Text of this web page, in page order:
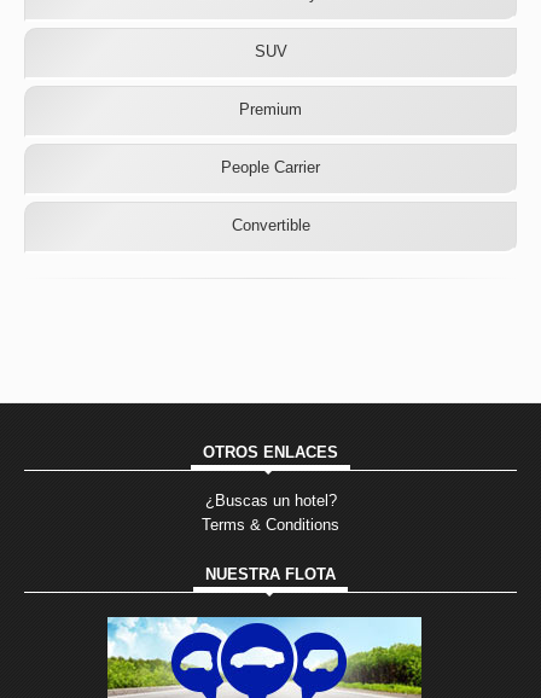
SUV
Premium
People Carrier
Convertible
OTROS ENLACES
¿Buscas un hotel?
Terms & Conditions
NUESTRA FLOTA